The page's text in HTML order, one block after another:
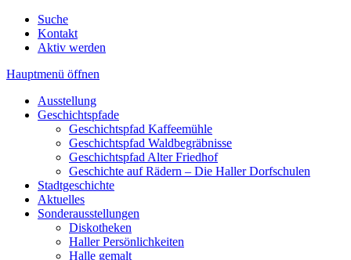
Suche
Kontakt
Aktiv werden
Hauptmenü öffnen
Ausstellung
Geschichtspfade
Geschichtspfad Kaffeemühle
Geschichtspfad Waldbegräbnisse
Geschichtspfad Alter Friedhof
Geschichte auf Rädern – Die Haller Dorfschulen
Stadtgeschichte
Aktuelles
Sonderausstellungen
Diskotheken
Haller Persönlichkeiten
Halle gemalt